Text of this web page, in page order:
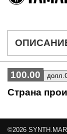
100.00
Страна
©2026